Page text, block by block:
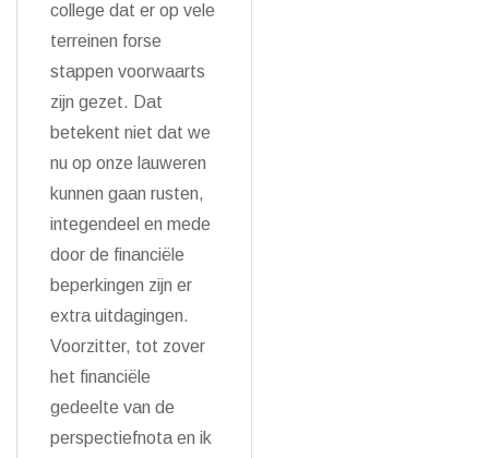
college dat er op vele
terreinen forse
stappen voorwaarts
zijn gezet. Dat
betekent niet dat we
nu op onze lauweren
kunnen gaan rusten,
integendeel en mede
door de financiële
beperkingen zijn er
extra uitdagingen.
Voorzitter, tot zover
het financiële
gedeelte van de
perspectiefnota en ik